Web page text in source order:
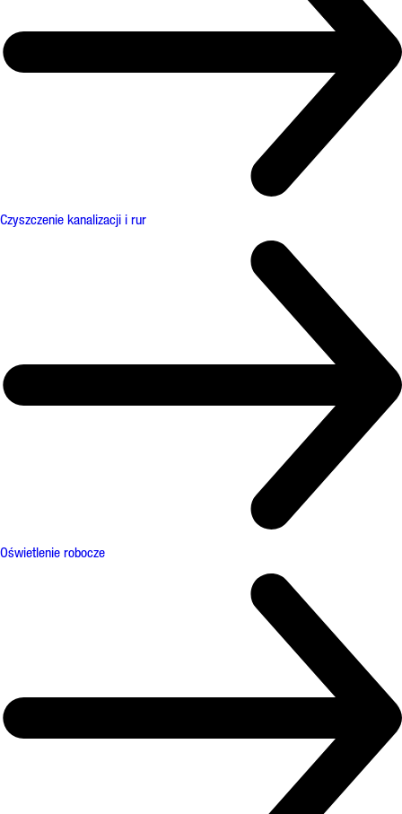
Czyszczenie kanalizacji i rur
Oświetlenie robocze